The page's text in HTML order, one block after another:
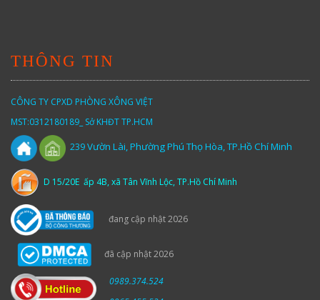
THÔNG TIN
CÔNG TY CPXD PHÒNG XÔNG VIỆT
MST:0312180189_ Sở KHĐT TP.HCM
239Vườn Lài,Phường Phú Thọ Hòa, TP.Hồ Chí Minh
D 15/20E ấp 4B, xã Tân Vĩnh Lộc, TP.Hồ Chí Minh
đang cập nhật 2026
đã cập nhật 2026
0989.374.524